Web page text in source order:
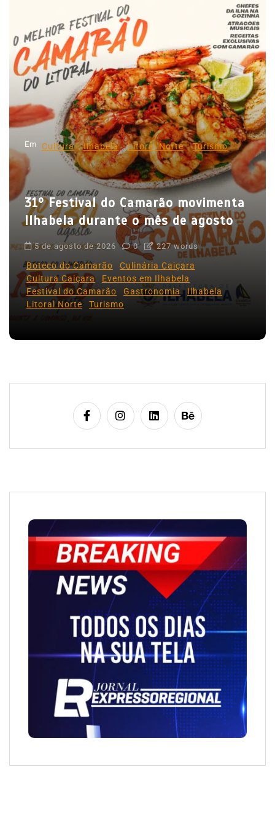
g
a
ç
o
d
e
P
s
Em Cultura Ilhabela Litoral Norte Turismo
31º Festival do Camarão movimenta
Ilhabela durante o mês de agosto
5 de agosto de 2026 0 227 words
Boteco do Camarão
Culinária Caiçara
Cultura Caiçara
Eventos em Ilhabela
Festival do Camarão
Gastronomia
Ilhabela
Litoral Norte
Turismo